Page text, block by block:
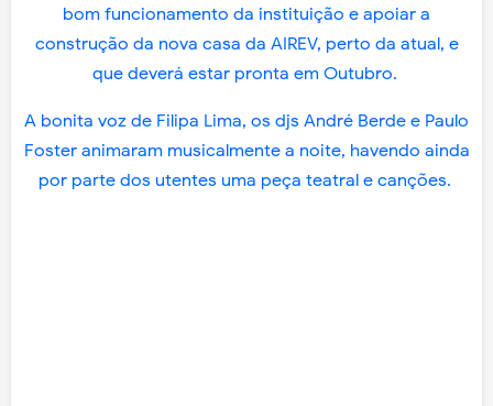
bom funcionamento da instituição e apoiar a
construção da nova casa da AIREV, perto da atual, e
que deverá estar pronta em Outubro.
A bonita voz de Filipa Lima, os djs André Berde e Paulo
Foster animaram musicalmente a noite, havendo ainda
por parte dos utentes uma peça teatral e canções.